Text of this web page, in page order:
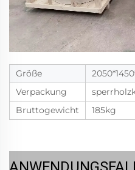
Größe
Verpackung
Bruttogewicht
185kg